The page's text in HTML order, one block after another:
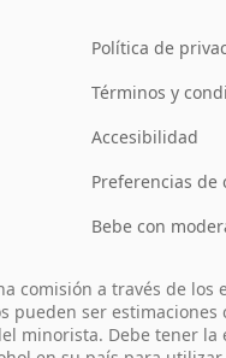
Política de
Términos y
Accesibilidad
Preferencias de
Bebe con
comisión a través de los
pueden ser estimaciones
minorista. Debe tener la